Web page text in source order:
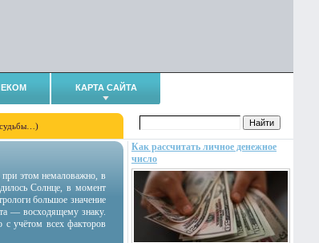
КАРТА САЙТА
Как рассчитать личное денежное
число
при этом немаловажно, в
Солнце, в момент
большое значение
— восходящему знаку.
с учётом всех факторов